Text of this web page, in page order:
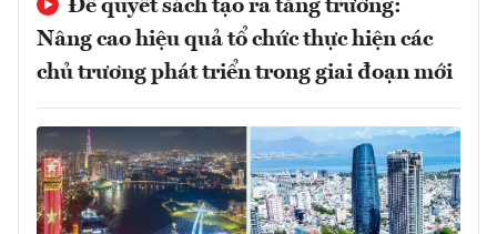
Để quyết sách tạo ra tăng trưởng:
Nâng cao hiệu quả tổ chức thực hiện các
chủ trương phát triển trong giai đoạn mới